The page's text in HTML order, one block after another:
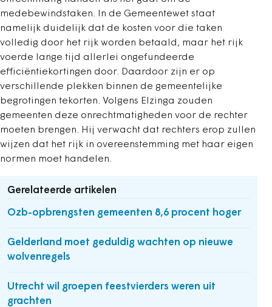
medebewindstaken. In de Gemeentewet staat
namelijk duidelijk dat de kosten voor die taken
volledig door het rijk worden betaald, maar het rijk
voerde lange tijd allerlei ongefundeerde
efficiëntiekortingen door. Daardoor zijn er op
verschillende plekken binnen de gemeentelijke
begrotingen tekorten. Volgens Elzinga zouden
gemeenten deze onrechtmatigheden voor de rechter
moeten brengen. Hij verwacht dat rechters erop zullen
wijzen dat het rijk in overeenstemming met haar eigen
normen moet handelen.
Gerelateerde artikelen
Ozb-opbrengsten gemeenten 8,6 procent hoger
Gelderland moet geduldig wachten op nieuwe
wolvenregels
Utrecht wil groepen feestvierders weren uit
grachten